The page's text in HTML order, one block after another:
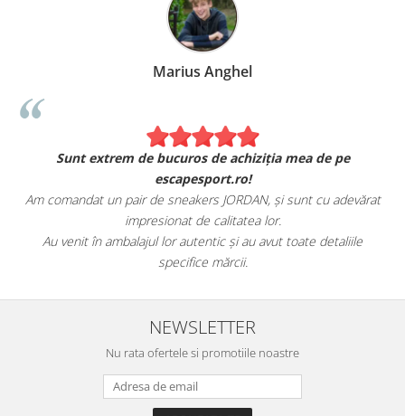
Marius Anghel
Sunt extrem de bucuros de achiziția mea de pe
escapesport.ro!
Am comandat un pair de sneakers JORDAN, și sunt cu adevărat
impresionat de calitatea lor.
Au venit în ambalajul lor autentic și au avut toate detaliile
specifice mărcii.
NEWSLETTER
Nu rata ofertele si promotiile noastre